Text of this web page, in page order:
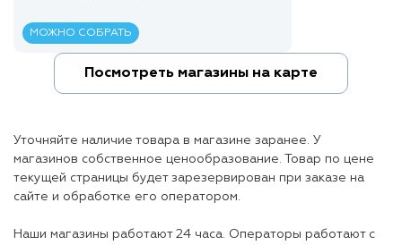
МОЖНО СОБРАТЬ
Посмотреть магазины на карте
Уточняйте наличие товара в магазине заранее. У
магазинов собственное ценообразование. Товар по цене
текущей страницы будет зарезервирован при заказе на
сайте и обработке его оператором.
Наши магазины работают 24 часа. Операторы работают с